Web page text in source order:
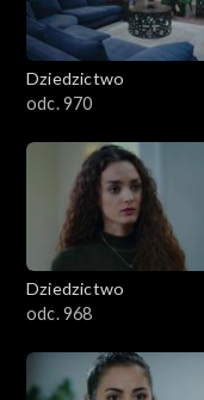
Dziedzictwo
odc. 970
Dziedzictwo
odc. 968